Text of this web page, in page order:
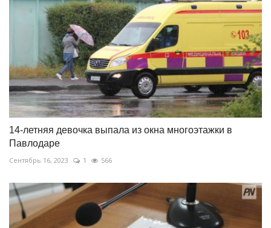
14-летняя девочка выпала из окна многоэтажки в
Павлодаре
Сентябрь 16, 2023 1 566